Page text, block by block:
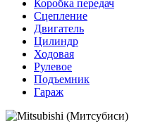
Коробка передач
Сцепление
Двигатель
Цилиндр
Ходовая
Рулевое
Подъемник
Гараж